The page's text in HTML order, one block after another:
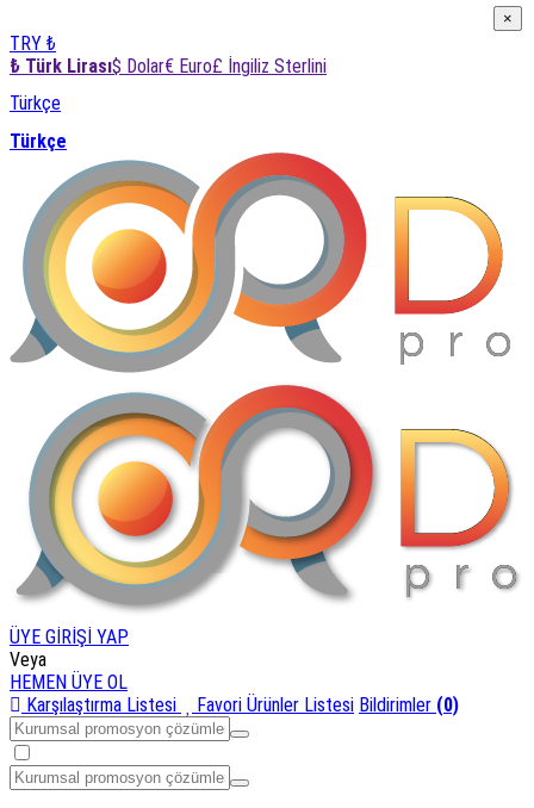
TRY ₺
₺ Türk Lirası$ Dolar€ Euro£ İngiliz Sterlini
Türkçe
Türkçe
ÜYE GİRİŞİ YAP
Veya
HEMEN ÜYE OL
Karşılaştırma Listesi
Favori Ürünler Listesi Bildirimler (0)
×
×